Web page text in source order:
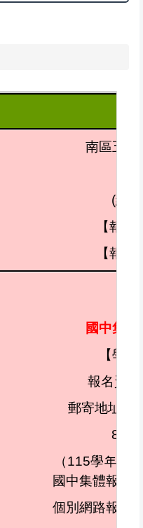
南區五專
(網
【報
【報
國中集
【學
報名資
郵寄地址：(
（115學年度
國中集體報名
個別網路報名